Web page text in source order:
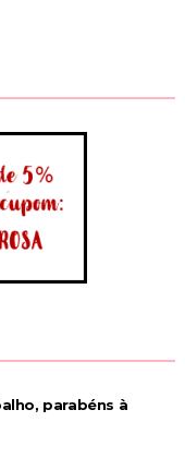
parabéns à